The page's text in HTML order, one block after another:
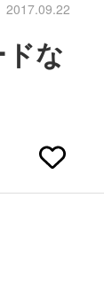
2017.09.22
な